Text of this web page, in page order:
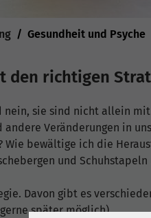
Gesundheit und Psyche
den richtigen
nein, sie sind nicht allein
andere Veränderungen in
Wie bewältige ich die
und
Davon gibt es
später möglich).